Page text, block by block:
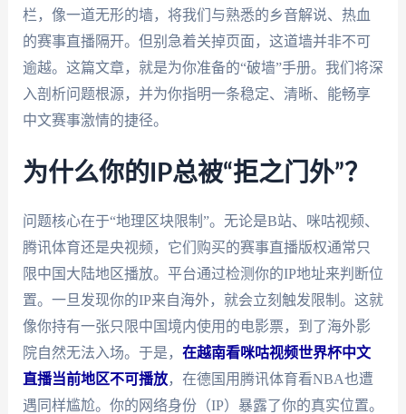
栏，像一道无形的墙，将我们与熟悉的乡音解说、热血
的赛事直播隔开。但别急着关掉页面，这道墙并非不可
逾越。这篇文章，就是为你准备的“破墙”手册。我们将深
入剖析问题根源，并为你指明一条稳定、清晰、能畅享
中文赛事激情的捷径。
为什么你的IP总被“拒之门外”？
问题核心在于“地理区块限制”。无论是B站、咪咕视频、
腾讯体育还是央视频，它们购买的赛事直播版权通常只
限中国大陆地区播放。平台通过检测你的IP地址来判断位
置。一旦发现你的IP来自海外，就会立刻触发限制。这就
像你持有一张只限中国境内使用的电影票，到了海外影
院自然无法入场。于是， 在越南看咪咕视频世界杯中文
直播当前地区不可播放，在德国用腾讯体育看NBA也遭
遇同样尴尬。你的网络身份（IP）暴露了你的真实位置。